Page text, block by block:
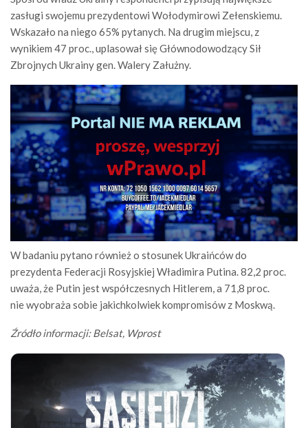
zasługi swojemu prezydentowi Wołodymirowi Zełenskiemu.
Wskazało na niego 65% pytanych. Na drugim miejscu, z
wynikiem 47 proc., uplasował się Głównodowodzący Sił
Zbrojnych Ukrainy gen. Walery Załużny.
W badaniu pytano również o stosunek Ukraińców do
prezydenta Federacji Rosyjskiej Władimira Putina. 82,2 proc.
uważa, że Putin jest współczesnych Hitlerem, a 71,8 proc.
nie wyobraża sobie jakichkolwiek kompromisów z Moskwą.
Źródło informacji: Belsat, Wprost